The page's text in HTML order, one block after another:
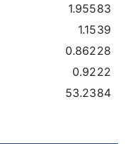
1.95583
1.1539
0.86228
0.9222
53.2384